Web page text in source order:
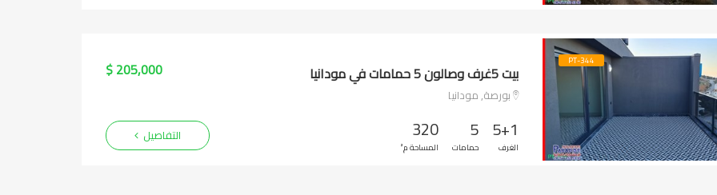
PT-344
بيت 5غرف وصالون 5 حمامات في مودانيا
بورصة, مودانيا
205,000 $
5+1
الغرف
5
حمامات
320
المساحة م²
التفاصيل